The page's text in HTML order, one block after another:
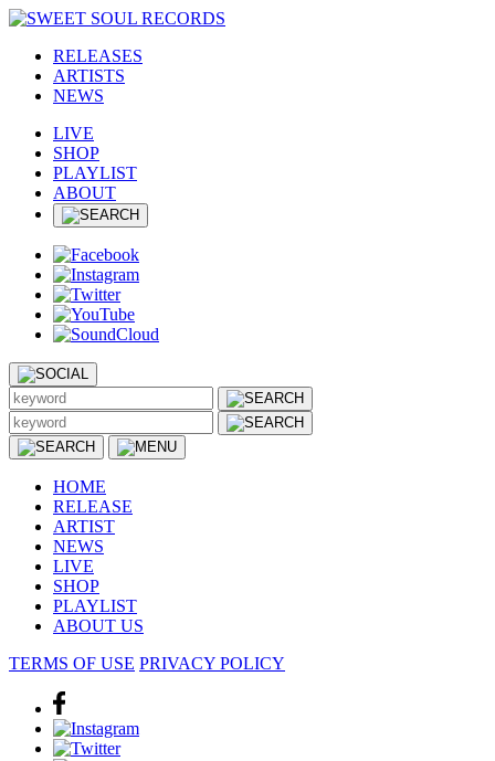
RELEASES
ARTISTS
NEWS
LIVE
SHOP
PLAYLIST
ABOUT
HOME
RELEASE
ARTIST
NEWS
LIVE
SHOP
PLAYLIST
ABOUT US
TERMS OF USE PRIVACY POLICY